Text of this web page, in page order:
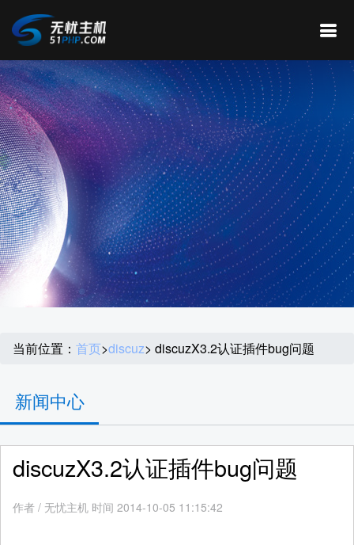
当前位置： 首页>discuz> discuzX3.2认证插件bug问题
新闻中心
discuzX3.2认证插件bug问题
作者 / 无忧主机 时间 2014-10-05 11:15:42